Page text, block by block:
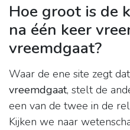
Hoe groot is de
na één keer
vreemdgaat?
Waar de ene site zegt
vreemdgaat, stelt de
een van de twee in de
Kijken we naar